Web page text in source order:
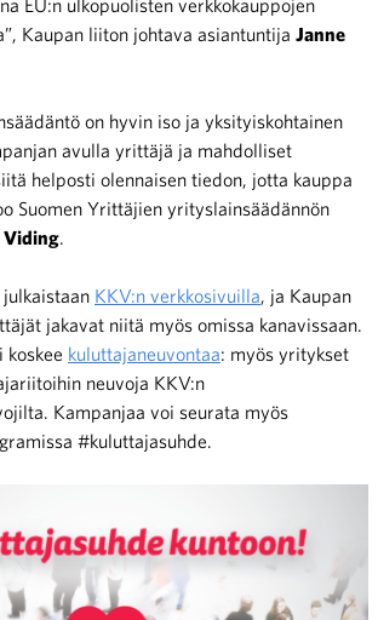
EU:n ulkopuolisten verkkokauppojen
Kaupan liiton johtava asiantuntija Janne
on hyvin iso ja yksityiskohtainen
avulla yrittäjä ja mahdolliset
helposti olennaisen tiedon, jotta kauppa
Suomen Yrittäjien yrityslainsäädännön
.
KKV:n verkkosivuilla, ja Kaupan
jakavat niitä myös omissa kanavissaan.
koskee kuluttajaneuvontaa: myös yritykset
neuvoja KKV:n
Kampanjaa voi seurata myös
#kuluttajasuhde.